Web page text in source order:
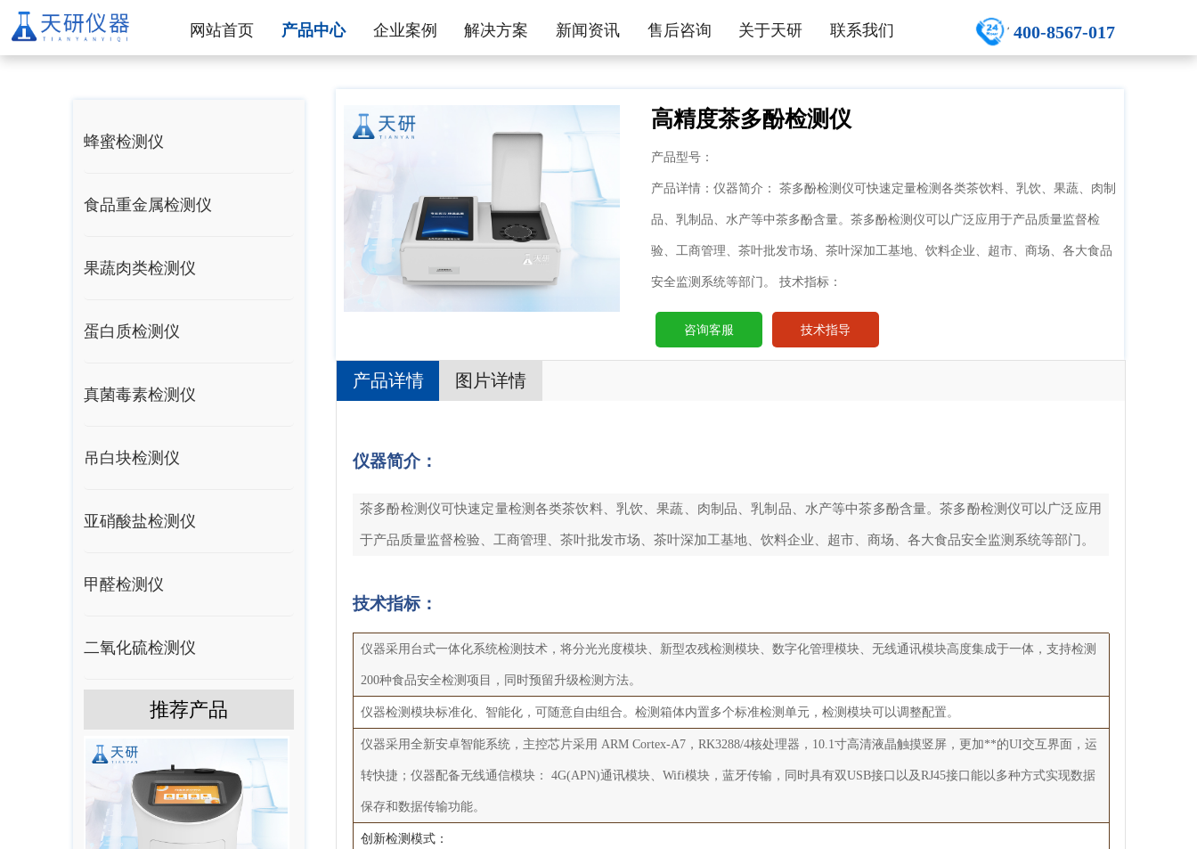
网站首页 产品中心 企业案例 解决方案 新闻资讯 售后咨询 关于天研 联系我们 400-8567-017
蜂蜜检测仪
食品重金属检测仪
果蔬肉类检测仪
蛋白质检测仪
真菌毒素检测仪
吊白块检测仪
亚硝酸盐检测仪
甲醛检测仪
二氧化硫检测仪
推荐产品
高精度茶多酚检测仪
产品型号：
产品详情：仪器简介： 茶多酚检测仪可快速定量检测各类茶饮料、乳饮、果蔬、肉制
品、乳制品、水产等中茶多酚含量。茶多酚检测仪可以广泛应用于产品质量监督检
验、工商管理、茶叶批发市场、茶叶深加工基地、饮料企业、超市、商场、各大食品
安全监测系统等部门。 技术指标：
咨询客服 技术指导
产品详情 图片详情
仪器简介：
茶多酚检测仪可快速定量检测各类茶饮料、乳饮、果蔬、肉制品、乳制品、水产等中茶多酚含量。茶多酚检测仪可以广泛应用
于产品质量监督检验、工商管理、茶叶批发市场、茶叶深加工基地、饮料企业、超市、商场、各大食品安全监测系统等部门。
技术指标：
仪器采用台式一体化系统检测技术，将分光光度模块、新型农残检测模块、数字化管理模块、无线通讯模块高度集成于一体，支持检测
200种食品安全检测项目，同时预留升级检测方法。
仪器检测模块标准化、智能化，可随意自由组合。检测箱体内置多个标准检测单元，检测模块可以调整配置。
仪器采用全新安卓智能系统，主控芯片采用 ARM Cortex-A7，RK3288/4核处理器，10.1寸高清液晶触摸竖屏，更加**的UI交互界面，运
转快捷；仪器配备无线通信模块： 4G(APN)通讯模块、Wifi模块，蓝牙传输，同时具有双USB接口以及RJ45接口能以多种方式实现数据
保存和数据传输功能。
创新检测模式：